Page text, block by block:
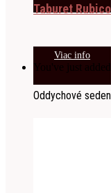
Taburet Rubico
Viac info
You've just
Oddychové